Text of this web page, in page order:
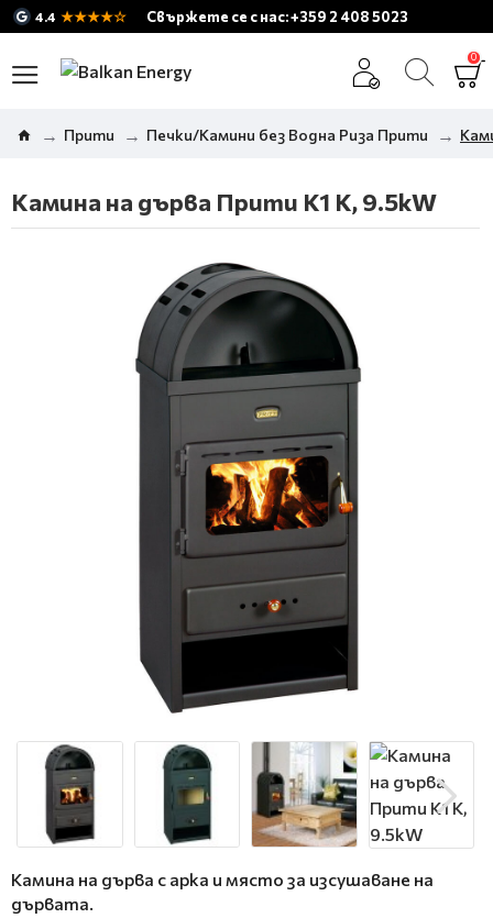
4.4 ★★★★☆ Свържете се с нас: +359 2 408 5023
0
Прити Печки/Камини без Водна Риза Прити
Камина на дърва Прити K1 K, 9.5kW
Камина на дърва с арка и място за изсушаване на
дървата.